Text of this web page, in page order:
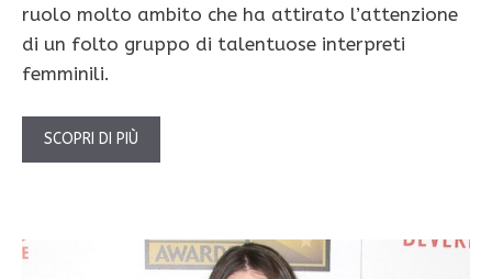
ruolo molto ambito che ha attirato l’attenzione
di un folto gruppo di talentuose interpreti
femminili.
SCOPRI DI PIÙ